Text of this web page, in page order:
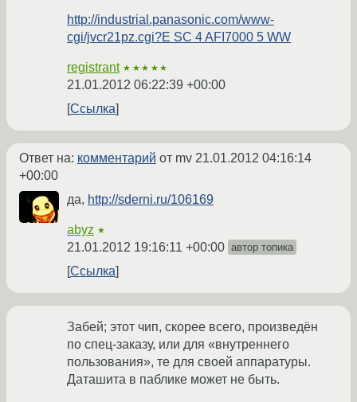
http://industrial.panasonic.com/www-
cgi/jvcr21pz.cgi?E SC 4 AFI7000 5 WW
registrant ★★★★★
21.01.2012 06:22:39 +00:00
Ссылка
Ответ на: комментарий от mv 21.01.2012 04:16:14
+00:00
да, http://sderni.ru/106169
abyz ★
21.01.2012 19:16:11 +00:00 автор топика
Ссылка
Забей; этот чип, скорее всего, произведён
по спец-заказу, или для «внутреннего
пользования», те для своей аппаратуры.
Даташита в паблике может не быть.